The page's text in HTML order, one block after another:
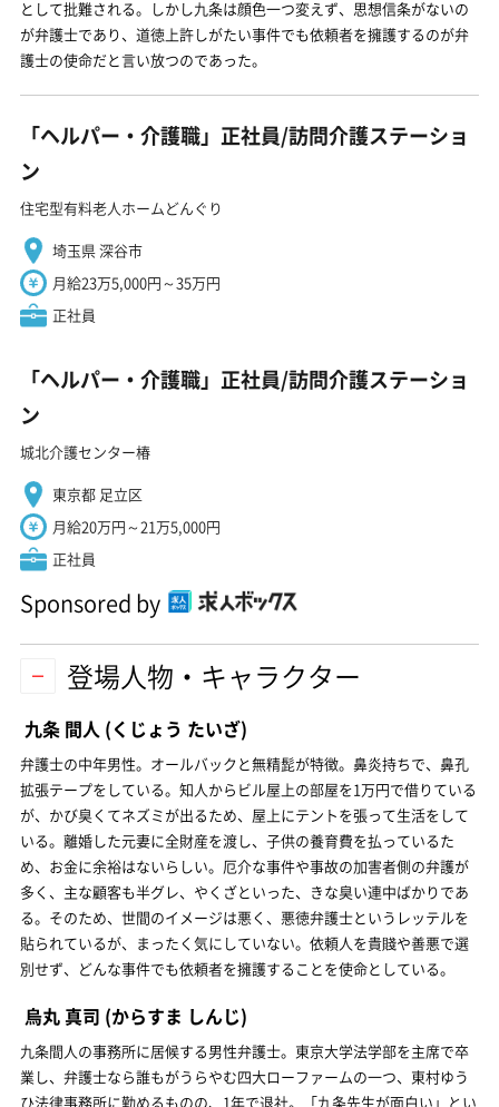
として批難される。しかし九条は顔色一つ変えず、思想信条がないの
が弁護士であり、道徳上許しがたい事件でも依頼者を擁護するのが弁
護士の使命だと言い放つのであった。
「ヘルパー・介護職」正社員/訪問介護ステーショ
ン
住宅型有料老人ホームどんぐり
埼玉県 深谷市
月給23万5,000円～35万円
正社員
「ヘルパー・介護職」正社員/訪問介護ステーショ
ン
城北介護センター椿
東京都 足立区
月給20万円～21万5,000円
正社員
Sponsored by
登場人物・キャラクター
九条 間人 (くじょう たいざ)
弁護士の中年男性。オールバックと無精髭が特徴。鼻炎持ちで、鼻孔
拡張テープをしている。知人からビル屋上の部屋を1万円で借りている
が、かび臭くてネズミが出るため、屋上にテントを張って生活をして
いる。離婚した元妻に全財産を渡し、子供の養育費を払っているた
め、お金に余裕はないらしい。厄介な事件や事故の加害者側の弁護が
多く、主な顧客も半グレ、やくざといった、きな臭い連中ばかりであ
る。そのため、世間のイメージは悪く、悪徳弁護士というレッテルを
貼られているが、まったく気にしていない。依頼人を貴賤や善悪で選
別せず、どんな事件でも依頼者を擁護することを使命としている。
烏丸 真司 (からすま しんじ)
九条間人の事務所に居候する男性弁護士。東京大学法学部を主席で卒
業し、弁護士なら誰もがうらやむ四大ローファームの一つ、東村ゆう
ひ法律事務所に勤めるものの、1年で退社。「九条先生が面白い」とい